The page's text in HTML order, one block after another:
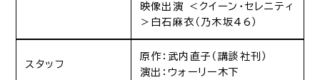
映像出演 ＜クイーン・セレニティ
＞白石麻衣（乃木坂46）
スタッフ
原作：武内直子（講談社刊）
演出：ウォーリー木下